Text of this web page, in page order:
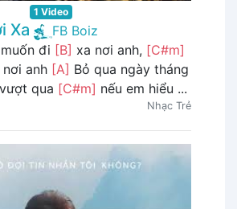
1 Video
Xa
FB Boiz
đi [B] xa nơi anh, [C#m]
anh [A] Bỏ qua ngày tháng
qua [C#m] nếu em hiểu ...
Nhạc Trẻ